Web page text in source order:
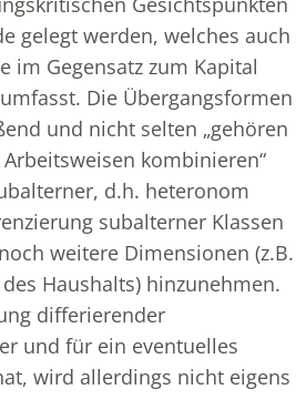
gelegt werden, welches auch
Gegensatz zum Kapital
Die Übergangsformen
und nicht selten „gehören
kombinieren“
d.h. heteronom
subalterner Klassen
weitere Dimensionen (z.B.
Haushalts) hinzunehmen.
differierender
und für ein eventuelles
wird allerdings nicht eigens